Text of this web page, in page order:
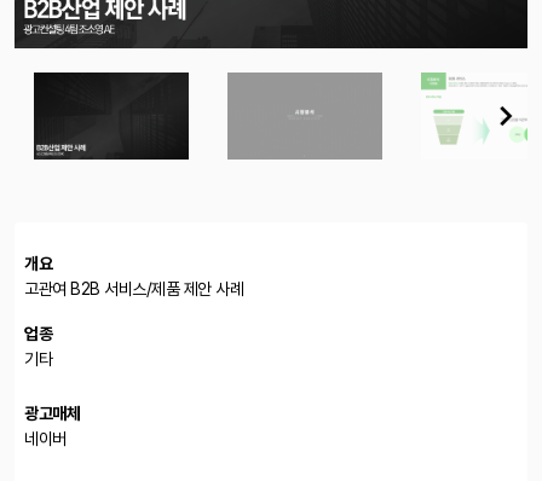
개요
고관여 B2B 서비스/제품 제안 사례
업종
기타
광고매체
네이버